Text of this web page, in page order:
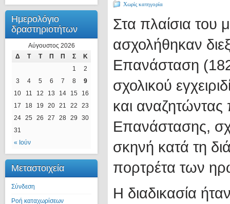
Ημερολόγιο
δραστηριοτήτων
Αύγουστος 2026
Δ
Τ Τ Π Π Σ Κ
« Ιούν
1
2
3
4 5 6 7 8
9
10
11 12 13 14 15
16
17
18 19 20 21 22
23
24 25 26 27 28 29
30
31
Μεταστοιχεία
Σύνδεση
Ροή καταχωρίσεων
Χωρίς κατηγορία
Στα πλαίσια του
ασχολήθηκαν
Επανάσταση
σχολικού
και αναζητώντας
Επανάστασης,
σκηνή κατά τη
πορτρέτα των
Η διαδικασία